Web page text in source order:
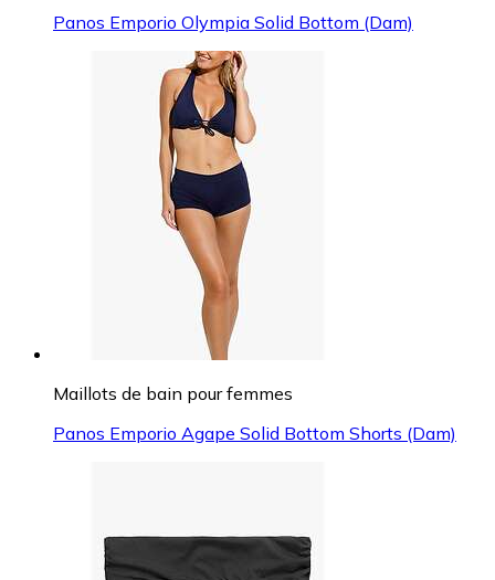
Panos Emporio Olympia Solid Bottom (Dam)
Maillots de bain pour femmes
Panos Emporio Agape Solid Bottom Shorts (Dam)